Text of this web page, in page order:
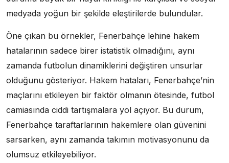
medyada yoğun bir şekilde eleştirilerde bulundular.
Öne çıkan bu örnekler, Fenerbahçe lehine hakem
hatalarının sadece birer istatistik olmadığını, aynı
zamanda futbolun dinamiklerini değiştiren unsurlar
olduğunu gösteriyor. Hakem hataları, Fenerbahçe’nin
maçlarını etkileyen bir faktör olmanın ötesinde, futbol
camiasında ciddi tartışmalara yol açıyor. Bu durum,
Fenerbahçe taraftarlarının hakemlere olan güvenini
sarsarken, aynı zamanda takımın motivasyonunu da
olumsuz etkileyebiliyor.